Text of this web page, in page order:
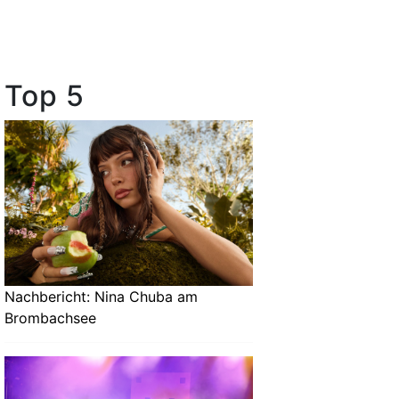
Top 5
Nachbericht: Nina Chuba am
Brombachsee